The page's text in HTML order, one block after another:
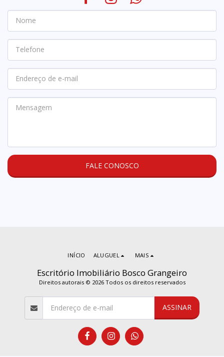
FALE CONOSCO
Escritório Imobiliário Bosco Grangeiro
Direitos autorais © 2026 Todos os direitos reservados
INÍCIO ALUGUEL MAIS
ASSINAR